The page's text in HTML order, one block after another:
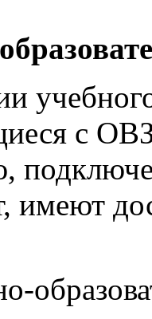
с
имеют